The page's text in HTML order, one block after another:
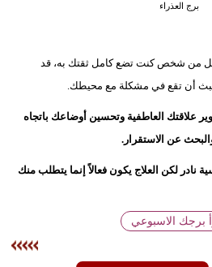
برج العذراء
من شخص كنت تضع كامل ثقتك به، قد
تلبث أن تقع في مشكلة مع محيطك.
العاطفية وتحسين أوضاعك باتجاه
عن الاستقرار.
لكن العلاج يكون فعالاً إنما يتطلب منك
برجك الاسبوعي